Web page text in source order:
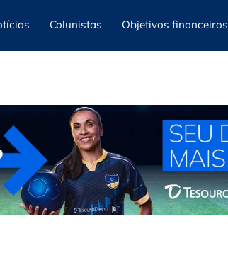
Colunistas Objetivos financeiros